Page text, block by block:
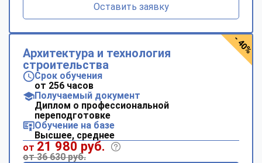
Оставить заявку
Архитектура и технология
строительства
Срок обучения
от 256 часов
Получаемый документ
Диплом о профессиональной
переподготовке
Обучение на базе
Высшее, среднее
от 21 980 руб.
от 36 630 руб.
- 40%